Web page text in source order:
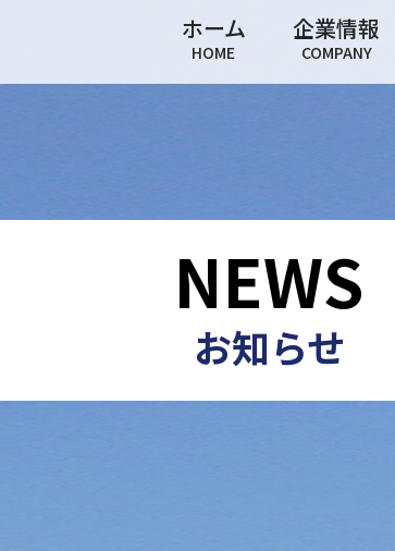
ホーム
HOME
企業情報
COMPANY
NEWS
お知らせ